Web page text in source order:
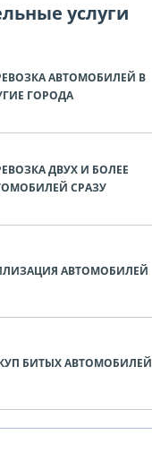
услуги
АВТОМОБИЛЕЙ В
ГОРОДА
ДВУХ И БОЛЕЕ
СРАЗУ
АВТОМОБИЛЕЙ
БИТЫХ АВТОМОБИЛЕЙ